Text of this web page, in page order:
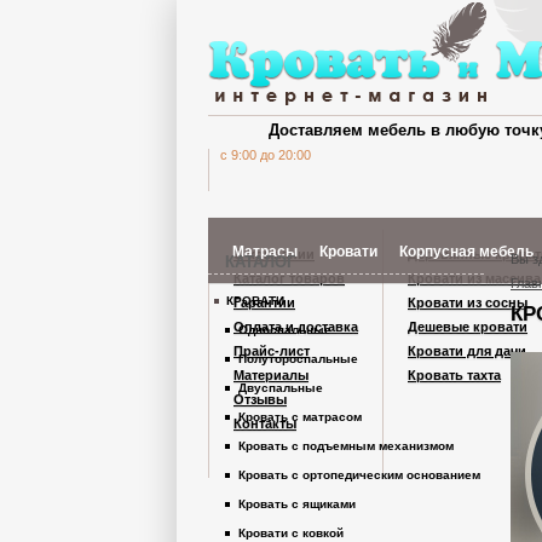
c 9:00 до 20:00
Доставляем мебель в любую
Матрасы Кровати Корпусная мебель
Шкафы Кардинал
Шкафы из дерева
Комоды
Вы
КАТАЛОГ
КРОВАТИ
Односпальные
Полутороспальные
Двуспальные
Кровать с матрасом
Кровать с подъемным механизмом
Кровать с ортопедическим основанием
Кровать с ящиками
Кровати с ковкой
О компании
Каталог товаров
Гарантии
Оплата и доставка
Прайс-лист
Материалы
Отзывы
Контакты
Деревянные
Кровати из массива
Кровати из сосны
Дешевые кровати
Кровати для дачи
Кровать тахта